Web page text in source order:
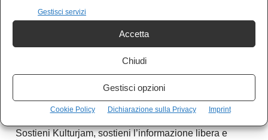
Gestisci servizi
Accetta
Chiudi
Gestisci opzioni
Cookie Policy Dichiarazione sulla Privacy Imprint
sempre. Nessun abbonamento.
Se vuoi sostenerci e aiutarci a crescere,
nessuna donazione, ma puoi acquistare i nostri
gadget.
Sostieni Kulturjam, sostieni l’informazione libera e